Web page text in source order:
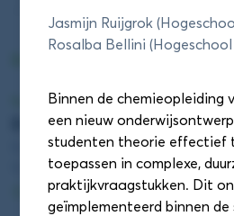
Sessieronde 1
Duurzaamheid! Een
Edzard Geertsema (Hanze)
11:55 - 12:40
Details
Jasmijn Ruijgrok
Rosalba Bellini
Binnen de chemieopleiding
een nieuw
studenten theorie effectief
toepassen in complexe,
praktijkvraagstukken. Dit
geïmplementeerd binnen